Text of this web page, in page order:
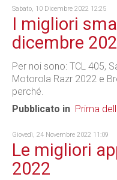
Sabato, 10 Dicembre 2022 12:25
I migliori
dicembre
Per noi sono: TCL 405,
Motorola Razr 2022 e
perché.
Pubblicato in Prima
Giovedì, 24 Novembre 2022 11:09
Le migliori
2022